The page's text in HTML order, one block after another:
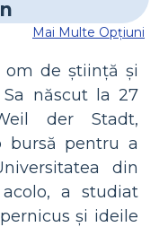
Mai Multe Opțiuni
om de știință și
născut la 27
der Stadt,
bursă pentru a
din
a studiat
și ideile